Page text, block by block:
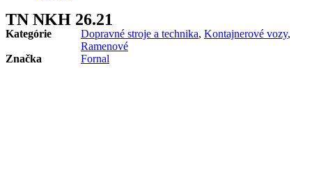
TN NKH 26.21
Kategórie Dopravné stroje a technika, Kontajnerové vozy,
Ramenové
Značka
Fornal